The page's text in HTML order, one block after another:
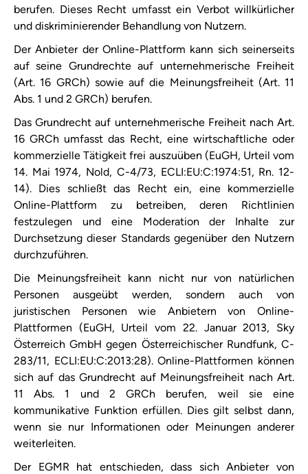
berufen. Dieses Recht umfasst ein Verbot willkürlicher
und diskriminierender Behandlung von Nutzern.
Der Anbieter der Online-Plattform kann sich seinerseits
auf seine Grundrechte auf unternehmerische Freiheit
(Art. 16 GRCh) sowie auf die Meinungsfreiheit (Art. 11
Abs. 1 und 2 GRCh) berufen.
Das Grundrecht auf unternehmerische Freiheit nach Art.
16 GRCh umfasst das Recht, eine wirtschaftliche oder
kommerzielle Tätigkeit frei auszuüben (EuGH, Urteil vom
14. Mai 1974, Nold, C-4/73, ECLI:EU:C:1974:51, Rn. 12-
14). Dies schließt das Recht ein, eine kommerzielle
Online-Plattform zu betreiben, deren Richtlinien
festzulegen und eine Moderation der Inhalte zur
Durchsetzung dieser Standards gegenüber den Nutzern
durchzuführen.
Die Meinungsfreiheit kann nicht nur von natürlichen
Personen ausgeübt werden, sondern auch von
juristischen Personen wie Anbietern von Online-
Plattformen (EuGH, Urteil vom 22. Januar 2013, Sky
Österreich GmbH gegen Österreichischer Rundfunk, C-
283/11, ECLI:EU:C:2013:28). Online-Plattformen können
sich auf das Grundrecht auf Meinungsfreiheit nach Art.
11 Abs. 1 und 2 GRCh berufen, weil sie eine
kommunikative Funktion erfüllen. Dies gilt selbst dann,
wenn sie nur Informationen oder Meinungen anderer
weiterleiten.
Der EGMR hat entschieden, dass sich Anbieter von